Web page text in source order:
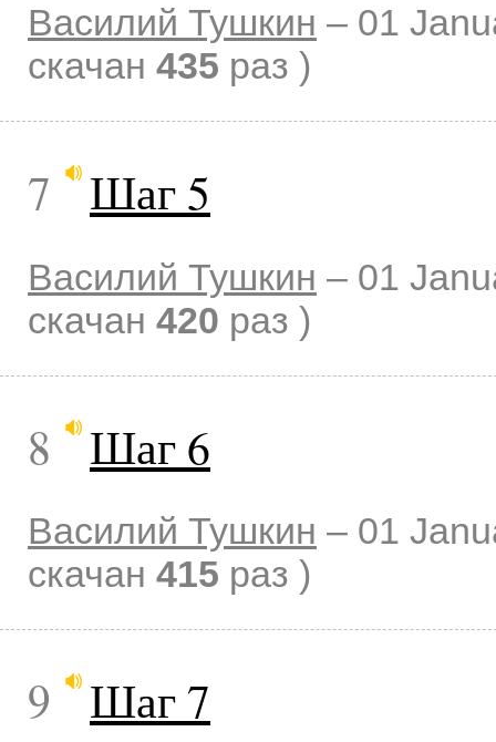
Василий Тушкин – 01
скачан 435 раз )
7 Шаг 5
Василий Тушкин – 01
скачан 420 раз )
8 Шаг 6
Василий Тушкин – 01
скачан 415 раз )
9 Шаг 7